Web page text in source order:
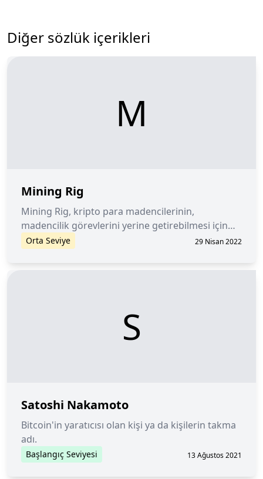
Diğer sözlük içerikleri
M
Mining Rig
Mining Rig, kripto para madencilerinin,
madencilik görevlerini yerine getirebilmesi için
oluşturdukları donanımsal çözümdür.
Orta Seviye 29 Nisan 2022
S
Satoshi Nakamoto
Bitcoin'in yaratıcısı olan kişi ya da kişilerin takma
adı.
Başlangıç Seviyesi 13 Ağustos 2021